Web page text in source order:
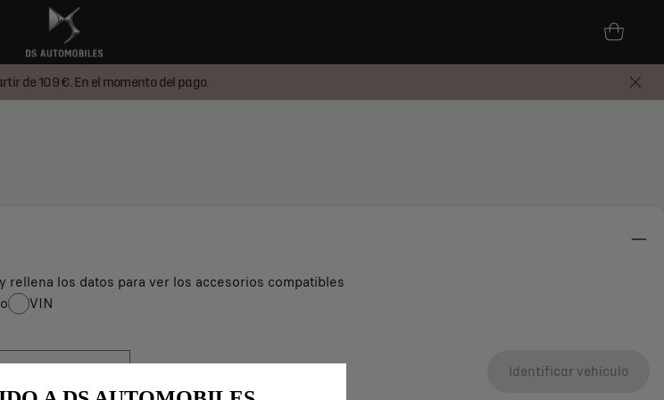
de 109 €. En el momento del pago.
rellena los datos para ver los accesorios compatibles
VIN
Identificar vehículo